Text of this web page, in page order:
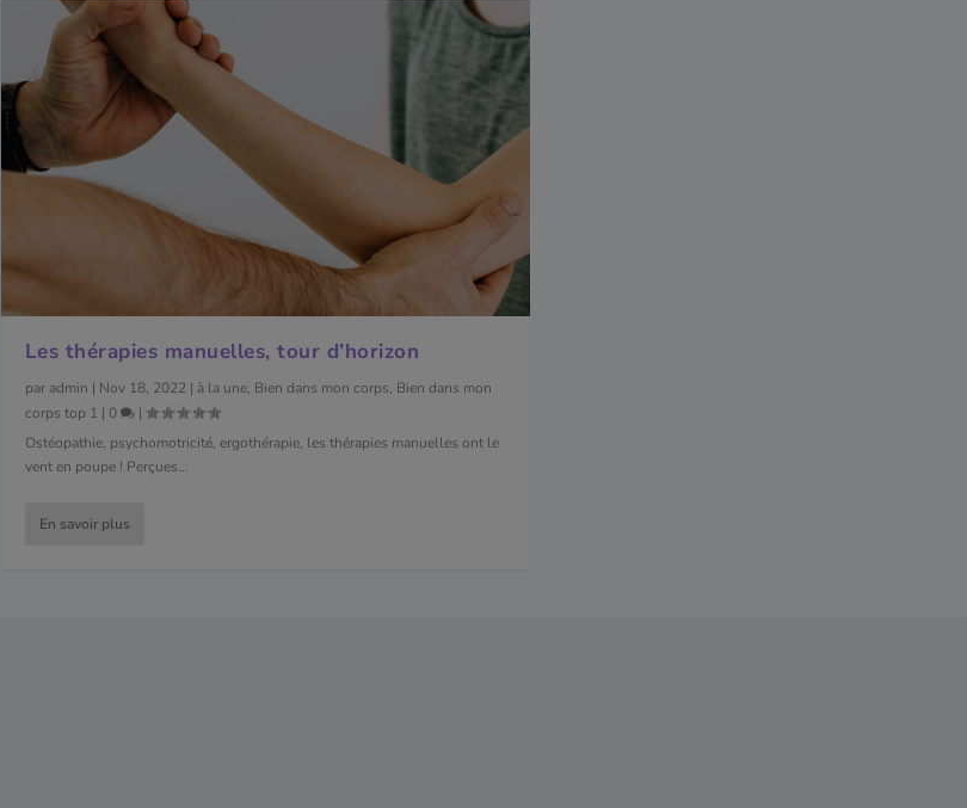
Les thérapies manuelles, tour d’horizon
par admin | Nov 18, 2022 | à la une, Bien dans mon corps, Bien dans mon
corps top 1 | 0
|
Ostéopathie, psychomotricité, ergothérapie, les thérapies manuelles ont le
vent en poupe ! Perçues...
En savoir plus